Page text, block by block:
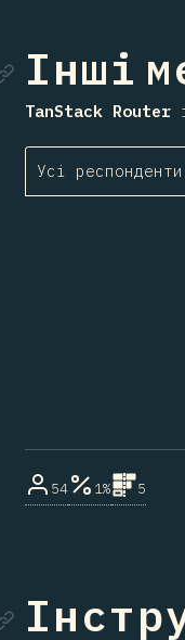
Інші
TanStack Router
Усі респонденти
54 1% 5